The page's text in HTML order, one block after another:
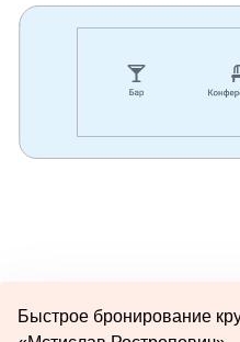
Быстрое бронирование